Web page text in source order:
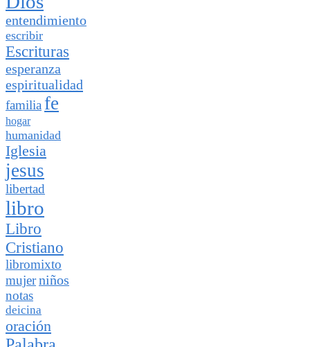
entendimiento
escribir
Escrituras
esperanza
espiritualidad
familia fe
hogar
humanidad
Iglesia
jesus
libertad
libro
Libro
Cristiano
libromixto
mujerniños
notas
deicina
oración